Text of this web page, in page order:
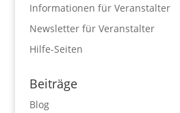
Informationen für Veranstalter
Newsletter für Veranstalter
Hilfe-Seiten
Beiträge
Blog